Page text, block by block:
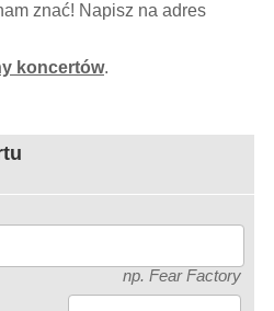
znać! Napisz na adres
koncertów.
np. Fear Factory